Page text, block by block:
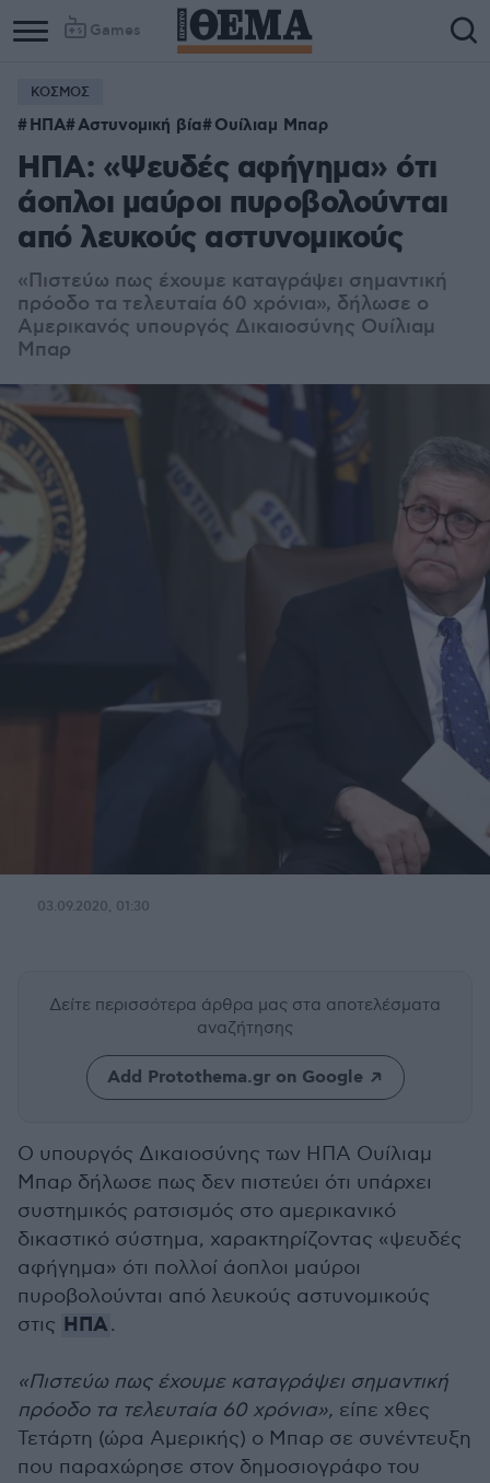
Games
ΚΟΣΜΟΣ
ΗΠΑ Αστυνομική βία Ουίλιαμ Μπαρ
ΗΠΑ: «Ψευδές αφήγημα» ότι
άοπλοι μαύροι πυροβολούνται
από λευκούς αστυνομικούς
«Πιστεύω πως έχουμε καταγράψει σημαντική
πρόοδο τα τελευταία 60 χρόνια», δήλωσε ο
Αμερικανός υπουργός Δικαιοσύνης Ουίλιαμ
Μπαρ
03.09.2020, 01:30
Δείτε περισσότερα άρθρα μας στα αποτελέσματα
αναζήτησης
Add Protothema.gr on Google
Ο υπουργός Δικαιοσύνης των ΗΠΑ Ουίλιαμ
Μπαρ δήλωσε πως δεν πιστεύει ότι υπάρχει
συστημικός ρατσισμός στο αμερικανικό
δικαστικό σύστημα, χαρακτηρίζοντας «ψευδές
αφήγημα» ότι πολλοί άοπλοι μαύροι
πυροβολούνται από λευκούς αστυνομικούς
στις ΗΠΑ.
«Πιστεύω πως έχουμε καταγράψει σημαντική
πρόοδο τα τελευταία 60 χρόνια», είπε χθες
Τετάρτη (ώρα Αμερικής) ο Μπαρ σε συνέντευξη
που παραχώρησε στον δημοσιογράφο του